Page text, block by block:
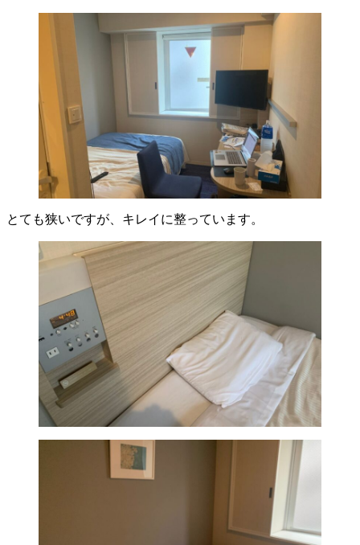
とても狭いですが、キレイに整っています。